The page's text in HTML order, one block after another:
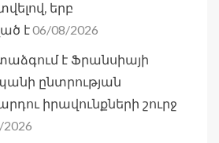
երբ
է06/08/2026
է Ֆրանսիայի
ընտրության
իրավունքների շուրջ